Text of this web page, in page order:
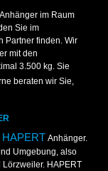
im Raum
Sie im
Partner finden. Wir
mit den
3.500 kg. Sie
beraten wir Sie,
HAPERT Anhänger.
Umgebung, also
HAPERT